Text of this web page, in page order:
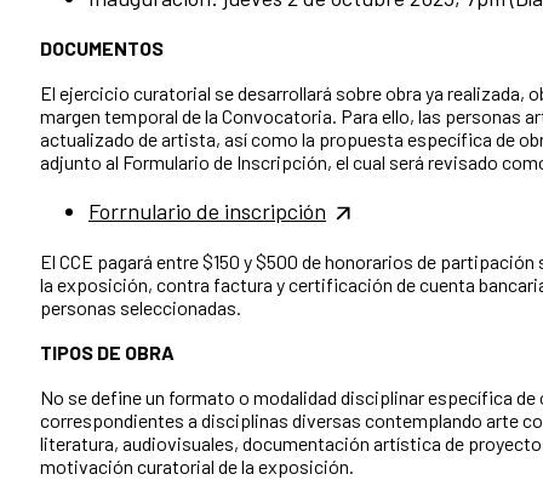
DOCUMENTOS
El ejercicio curatorial se desarrollará sobre obra ya realizada,
margen temporal de la Convocatoria. Para ello, las personas
actualizado de artista, así como la propuesta específica de
adjunto al Formulario de Inscripción, el cual será revisado
Forrnulario de inscripción
El CCE pagará entre $150 y $500 de honorarios de
la exposición, contra factura y certificación de cuenta
personas seleccionadas.
TIPOS DE OBRA
No se define un formato o modalidad disciplinar específica
correspondientes a disciplinas diversas contemplando arte
literatura, audiovisuales, documentación artística de
motivación curatorial de la exposición.